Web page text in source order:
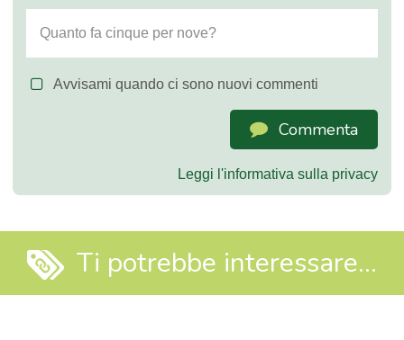
Avvisami quando ci sono nuovi commenti
Commenta
Leggi l'informativa sulla privacy
Ti potrebbe interessare...